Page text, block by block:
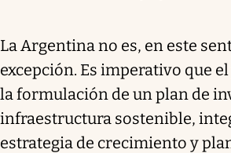
La Argentina no es, en este
excepción. Es imperativo que
la formulación de un plan de
infraestructura sostenible,
estrategia de crecimiento y